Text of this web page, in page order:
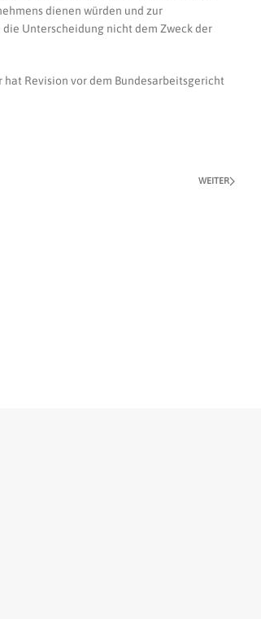
dienen würden und zur
Unterscheidung nicht dem Zweck der
Revision vor dem Bundesarbeitsgericht
WEITER